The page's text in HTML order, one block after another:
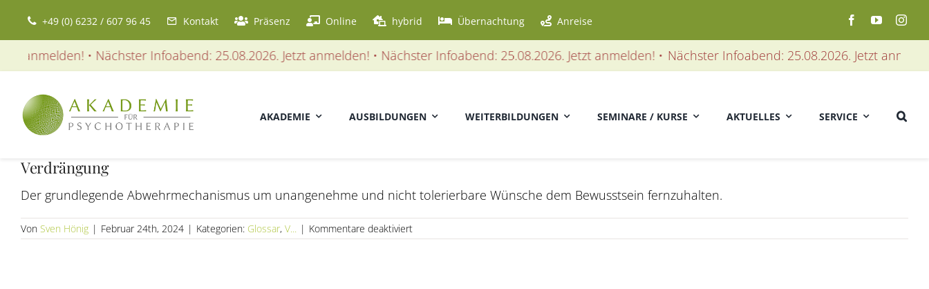
Inhalt
springen
+49 (0) 6232 / 607 96 45 Kontakt Präsenz Online hybrid Übernachtung Anreise
anmelden! • Nächster Infoabend: 25.08.2026. Jetzt anmelden! • Nächster Infoabend: 25.08.2026. Jetzt anmelden! • Nächster Infoabend: 25.08.2026. Jetzt
AKADEMIE AUSBILDUNGEN WEITERBILDUNGEN SEMINARE / KURSE AKTUELLES SERVICE
Verdrängung
Der grundlegende Abwehrmechanismus um unangenehme und nicht tolerierbare Wünsche dem Bewusstsein fernzuhalten.
Von Sven Hönig | Februar 24th, 2024 | Kategorien: Glossar, V... | Kommentare deaktiviertfür
Verdrängung